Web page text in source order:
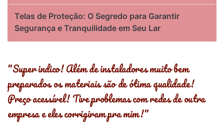
Telas de Proteção: O Segredo para Garantir
Segurança e Tranquilidade em Seu Lar
"Super indico! Além de instaladores muito bem
preparados os materiais são de ótima qualidade!
Preço acessível! Tive problemas com redes de outra
empresa e eles corrigiram pra mim!"